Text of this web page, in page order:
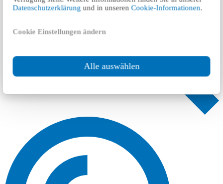
Datenschutzerklärung und in unserenCookie-Informationen.
Cookie Einstellungen ändern
Alle auswählen